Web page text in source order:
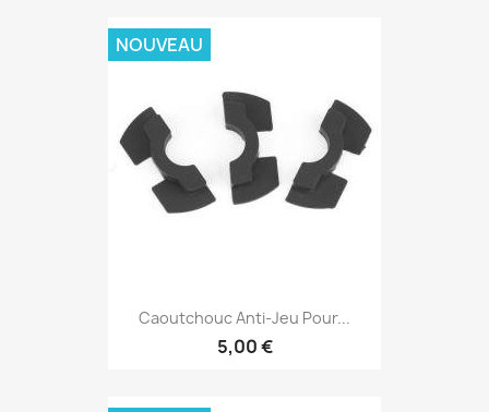
Caoutchouc Anti-Jeu Pour...
5,00 €
NOUVEAU